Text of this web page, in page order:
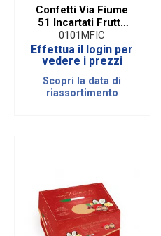
Confetti Via Fiume
51 Incartati Frutta
Celeste| 500 Gr
0101MFIC
Effettua il login per
vedere i prezzi
Scopri la data di
riassortimento